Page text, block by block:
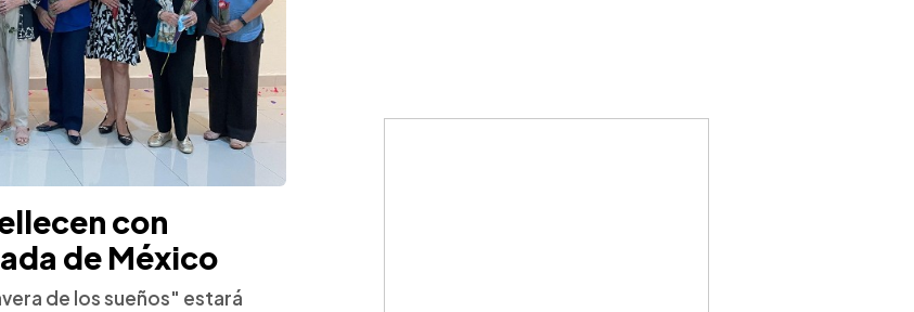
con
de México
de los sueños" estará